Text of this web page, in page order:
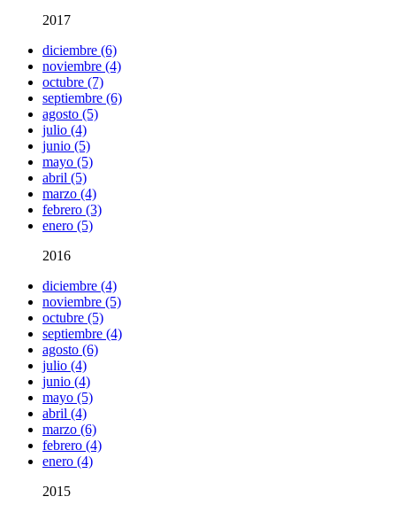
2017
diciembre (6)
noviembre (4)
octubre (7)
septiembre (6)
agosto (5)
julio (4)
junio (5)
mayo (5)
abril (5)
marzo (4)
febrero (3)
enero (5)
2016
diciembre (4)
noviembre (5)
octubre (5)
septiembre (4)
agosto (6)
julio (4)
junio (4)
mayo (5)
abril (4)
marzo (6)
febrero (4)
enero (4)
2015